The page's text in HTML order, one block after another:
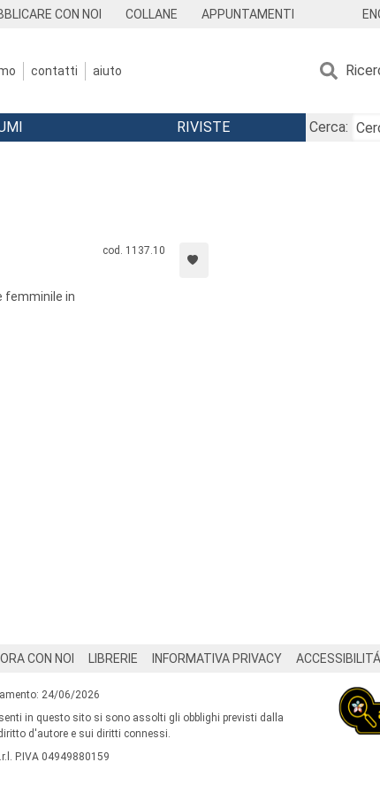
CON NOI COLLANE APPUNTAMENTI
contatti aiuto
RIVISTE
Cerca:
femminile in
cod. 1137.10
CON NOI LIBRERIE INFORMATIVA PRIVACY ACCESSIBILITÁ
24/06/2026
in questo sito si sono assolti gli obblighi previsti dalla
d'autore e sui diritti connessi.
P.IVA 04949880159